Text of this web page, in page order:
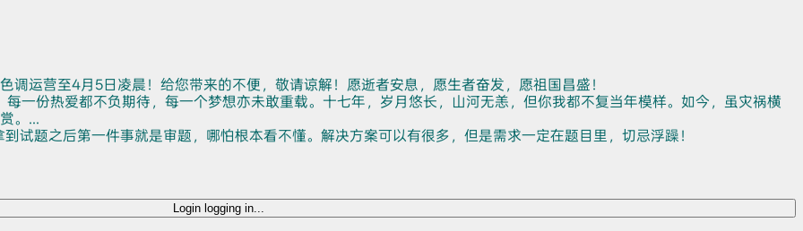
调运营至4月5日凌晨！给您带来的不便，敬请谅解！愿逝者安息，愿生者奋发，愿祖国昌盛！
一份热爱都不负期待，每一个梦想亦未敢重载。十七年，岁月悠长，山河无恙，但你我都不复当年模样。如今，虽灾祸横
。...
试题之后第一件事就是审题，哪怕根本看不懂。解决方案可以有很多，但是需求一定在题目里，切忌浮躁！
Login logging in...